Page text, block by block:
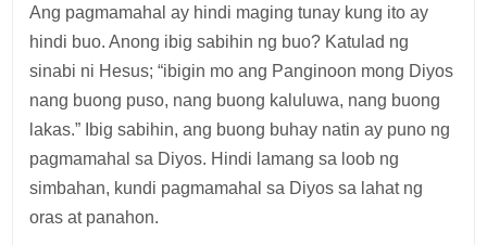
Ang pagmamahal ay hindi maging tunay kung ito ay
hindi buo. Anong ibig sabihin ng buo? Katulad ng
sinabi ni Hesus; “ibigin mo ang Panginoon mong Diyos
nang buong puso, nang buong kaluluwa, nang buong
lakas.” Ibig sabihin, ang buong buhay natin ay puno ng
pagmamahal sa Diyos. Hindi lamang sa loob ng
simbahan, kundi pagmamahal sa Diyos sa lahat ng
oras at panahon.